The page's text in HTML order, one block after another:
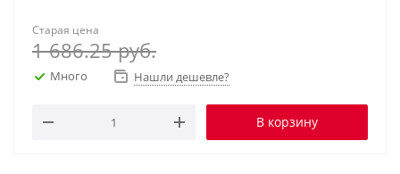
Старая цена
1 686.25руб.
Много Нашли дешевле?
В корзину